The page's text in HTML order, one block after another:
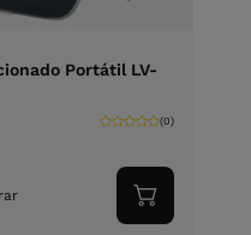
Portátil LV-
(0)
Adicionar
ao